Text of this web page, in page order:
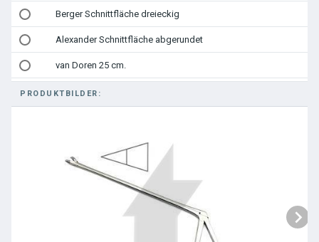
Berger Schnittfläche dreieckig
Alexander Schnittfläche abgerundet
van Doren 25 cm.
PRODUKTBILDER: